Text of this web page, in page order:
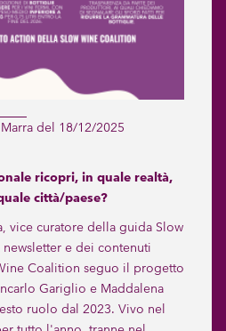
del 18/12/2025
ricopri, in quale realtà,
città/paese?
vice curatore della guida Slow
e dei contenuti
Coalition seguo il progetto
Gariglio e Maddalena
ruolo dal 2023. Vivo nel